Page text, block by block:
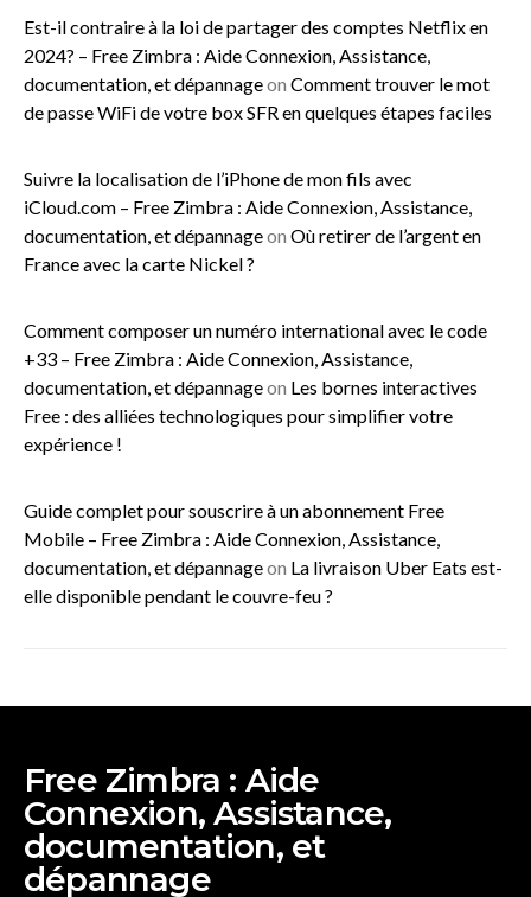
Est-il contraire à la loi de partager des comptes Netflix en
2024? – Free Zimbra : Aide Connexion, Assistance,
documentation, et dépannageon Comment trouver le mot
de passe WiFi de votre box SFR en quelques étapes faciles
Suivre la localisation de l’iPhone de mon fils avec
iCloud.com – Free Zimbra : Aide Connexion, Assistance,
documentation, et dépannageon Où retirer de l’argent en
France avec la carte Nickel ?
Comment composer un numéro international avec le code
+33 – Free Zimbra : Aide Connexion, Assistance,
documentation, et dépannageon Les bornes interactives
Free : des alliées technologiques pour simplifier votre
expérience !
Guide complet pour souscrire à un abonnement Free
Mobile – Free Zimbra : Aide Connexion, Assistance,
documentation, et dépannageon La livraison Uber Eats est-
elle disponible pendant le couvre-feu ?
Free Zimbra : Aide
Connexion, Assistance,
documentation, et
dépannage